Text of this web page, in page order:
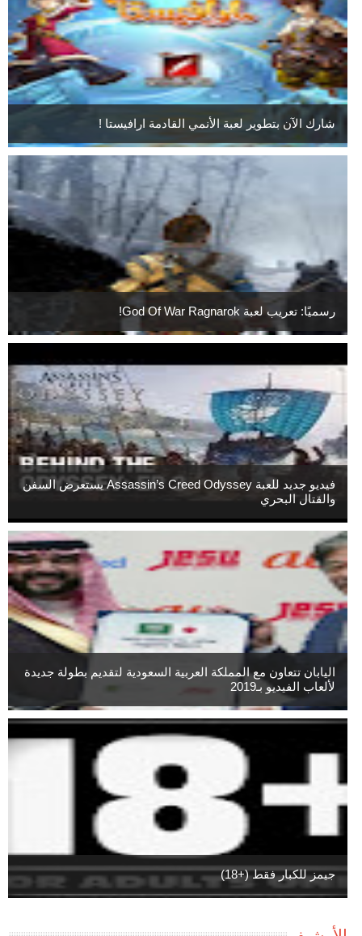
شارك الآن بتطوير لعبة الأنمي القادمة ارافيستا !
رسميًا: تعريب لعبة God Of War Ragnarok!
فيديو جديد للعبة Assassin’s Creed Odyssey يستعرض السفن
والقتال البحري
اليابان تتعاون مع المملكة العربية السعودية لتقديم بطولة جديدة
لألعاب الفيديو بـ2019
جيمز للكبار فقط (+18)